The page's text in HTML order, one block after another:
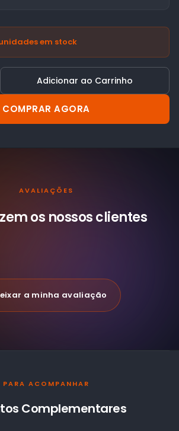
em stock
Adicionar ao Carrinho
COMPRAR AGORA
AVALIAÇÕES
os nossosclientes
a minha avaliação
PARA ACOMPANHAR
Complementares